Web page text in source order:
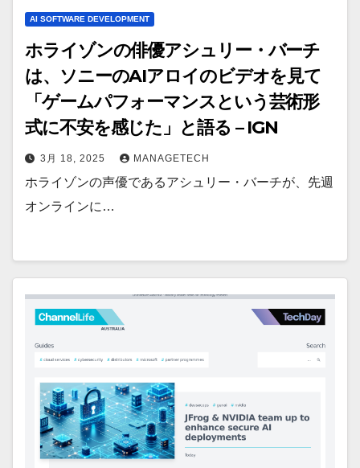
AI SOFTWARE DEVELOPMENT
ホライゾンの俳優アシュリー・バーチ
は、ソニーのAIアロイのビデオを見て
「ゲームパフォーマンスという芸術形
式に不安を感じた」と語る – IGN
3月 18, 2025 MANAGETECH
ホライゾンの声優であるアシュリー・バーチが、先週
オンラインに…